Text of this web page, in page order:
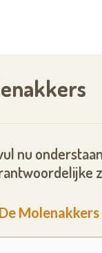
nu
Molenakkers